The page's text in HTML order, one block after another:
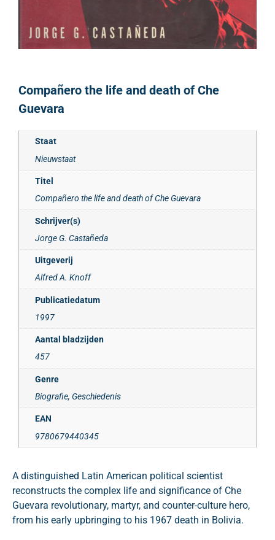
Compañero the life and death of Che
Guevara
Staat
Nieuwstaat
Titel
Compañero the life and death of Che Guevara
Schrijver(s)
Jorge G. Castañeda
Uitgeverij
Alfred A. Knoff
Publicatiedatum
1997
Aantal bladzijden
457
Genre
Biografie, Geschiedenis
EAN
9780679440345
A distinguished Latin American political scientist
reconstructs the complex life and significance of Che
Guevara revolutionary, martyr, and counter-culture hero,
from his early upbringing to his 1967 death in Bolivia.